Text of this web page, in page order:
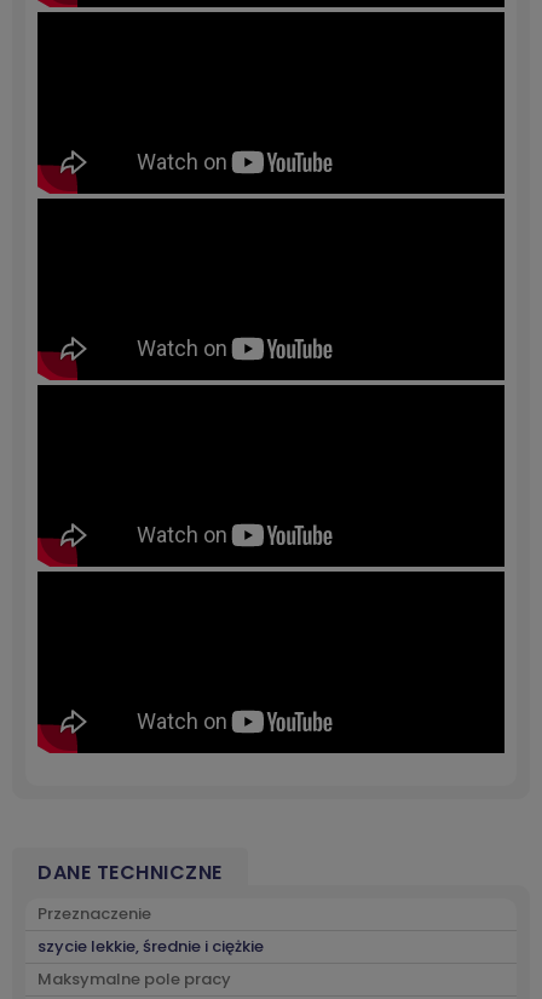
DANE TECHNICZNE
Przeznaczenie
szycie lekkie, średnie i ciężkie
Maksymalne pole pracy